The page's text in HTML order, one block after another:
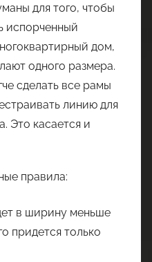
для того, чтобы
испорченный
дом,
одного размера.
сделать все рамы
линию для
Это касается и
правила:
в ширину меньше
придется только